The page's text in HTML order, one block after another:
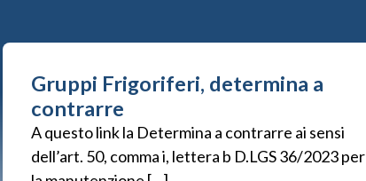
Gruppi Frigoriferi, determina a
contrarre
A questo link la Determina a contrarre ai sensi
dell’art. 50, comma i, lettera b D.LGS 36/2023 per